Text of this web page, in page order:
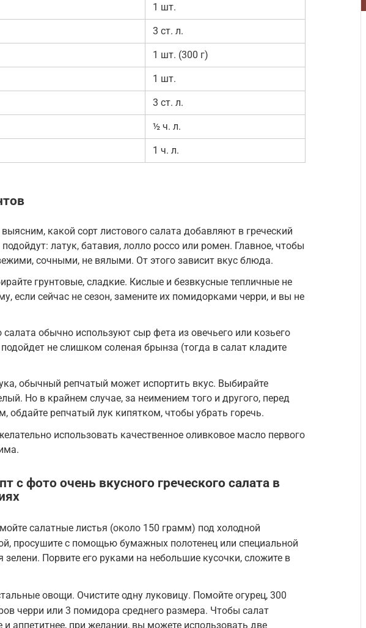
1 шт.
3 ст. л.
1 шт. (300 г)
1 шт.
3 ст. л.
½ ч. л.
1 ч. л.
какой сорт листового салата добавляют в греческий
латук, батавия, лолло россо или ромен. Главное, чтобы
сочными, не вялыми. От этого зависит вкус блюда.
грунтовые, сладкие. Кислые и безвкусные тепличные не
если сейчас не сезон, замените их помидорками черри, и вы не
салата обычно используют сыр фета из овечьего или козьего
не слишком соленая брынза (тогда в салат кладите
обычный репчатый может испортить вкус. Выбирайте
Но в крайнем случае, за неимением того и другого, перед
обдайте репчатый лук кипятком, чтобы убрать горечь.
использовать качественное оливковое масло первого
с фото очень вкусного греческого салата в
салатные листья (около 150 грамм) под холодной
просушите с помощью бумажных полотенец или специальной
зелени. Порвите его руками на небольшие кусочки, сложите в
овощи. Очистите одну луковицу. Помойте огурец, 300
черри или 3 помидора среднего размера. Чтобы салат
и аппетитнее, при желании, вы можете использовать две